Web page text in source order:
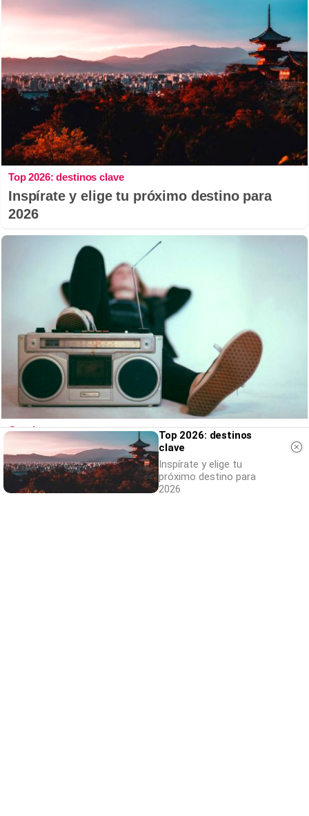
Top 2026: destinos clave
Inspírate y elige tu próximo destino para
2026
Canciones que marcan
¿Por qué recuerdas canciones viejas mejor
que las nuevas?
Top 2026: destinos
clave
Inspírate y elige tu
próximo destino para
2026